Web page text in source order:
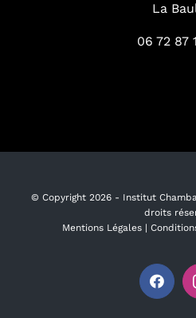
La
06 72 87
© Copyright 2026 - Institut
droits
Mentions Légales|